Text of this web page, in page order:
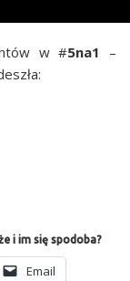
w #5na1
–
i im się spodoba?
Ema­il